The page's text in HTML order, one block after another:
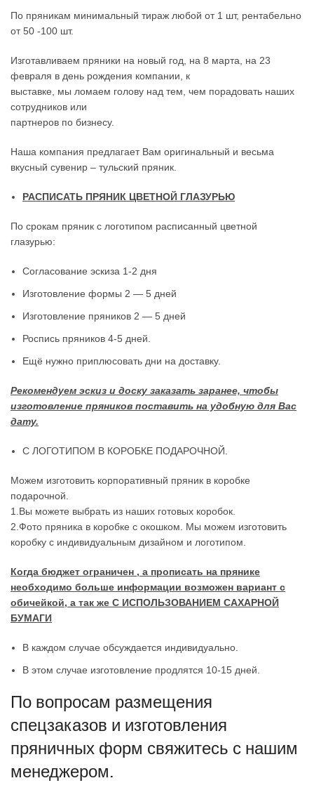
По пряникам минимальный тираж любой от 1 шт, рентабельно
от 50 -100 шт.
Изготавливаем пряники на новый год, на 8 марта, на 23
февраля в день рождения компании, к
выставке, мы ломаем голову над тем, чем порадовать наших
сотрудников или
партнеров по бизнесу.
Наша компания предлагает Вам оригинальный и весьма
вкусный сувенир – тульский пряник.
РАСПИСАТЬ ПРЯНИК ЦВЕТНОЙ ГЛАЗУРЬЮ
По срокам пряник с логотипом расписанный цветной
глазурью:
Согласование эскиза 1-2 дня
Изготовление формы 2 — 5 дней
Изготовление пряников 2 — 5 дней
Роспись пряников 4-5 дней.
Ещё нужно приплюсовать дни на доставку.
Рекомендуем эскиз и доску заказать заранее, чтобы
изготовление пряников поставить на удобную для Вас
дату.
С ЛОГОТИПОМ В КОРОБКЕ ПОДАРОЧНОЙ.
Можем изготовить корпоративный пряник в коробке
подарочной.
1.Вы можете выбрать из наших готовых коробок.
2.Фото пряника в коробке с окошком. Мы можем изготовить
коробку с индивидуальным дизайном и логотипом.
Когда бюджет ограничен , а прописать на прянике
необходимо больше информации возможен вариант с
обичейкой, а так же С ИСПОЛЬЗОВАНИЕМ САХАРНОЙ
БУМАГИ
В каждом случае обсуждается индивидуально.
В этом случае изготовление продлятся 10-15 дней.
По вопросам размещения
спецзаказов и изготовления
пряничных форм свяжитесь с нашим
менеджером.